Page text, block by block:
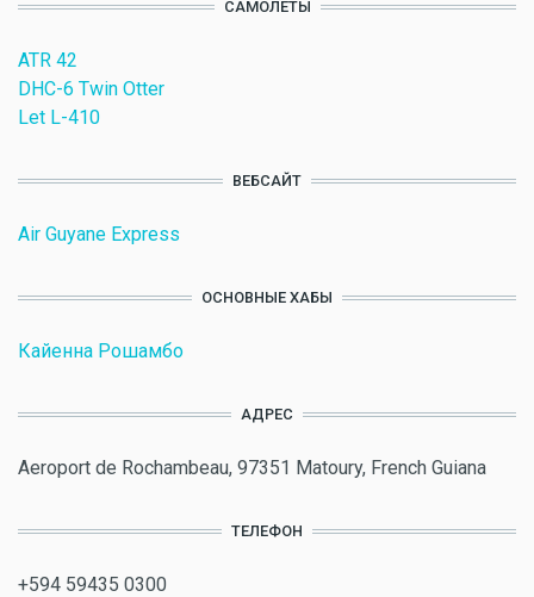
САМОЛЕТЫ
ATR 42
DHC-6 Twin Otter
Let L-410
ВЕБСАЙТ
Air Guyane Express
ОСНОВНЫЕ ХАБЫ
Кайенна Рошамбо
АДРЕС
Aeroport de Rochambeau, 97351 Matoury, French Guiana
ТЕЛЕФОН
+594 59435 0300